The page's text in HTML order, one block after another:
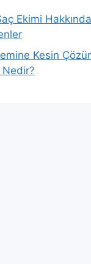
Ekimi Hakkında
Kesin